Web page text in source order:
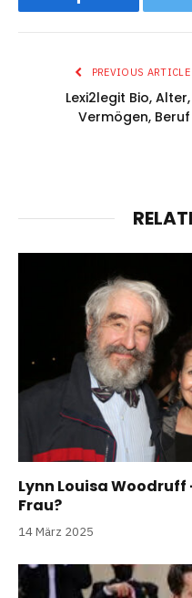
Facebook
PREVIOUS ARTICLE
Lexi2legit Bio, Alter,
Vermögen, Beruf
Lynn Louisa
Frau?
14 März 2025